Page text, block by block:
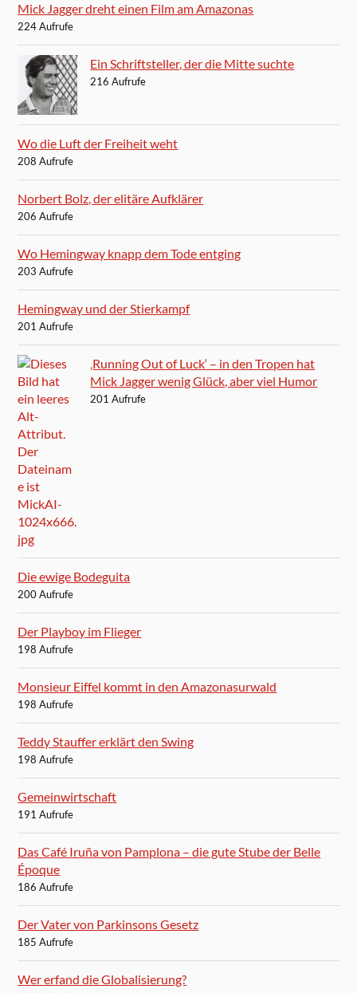
Mick Jagger dreht einen Film am Amazonas
224 Aufrufe
Ein Schriftsteller, der die Mitte suchte
216 Aufrufe
Wo die Luft der Freiheit weht
208 Aufrufe
Norbert Bolz, der elitäre Aufklärer
206 Aufrufe
Wo Hemingway knapp dem Tode entging
203 Aufrufe
Hemingway und der Stierkampf
201 Aufrufe
‚Running Out of Luck‘ – in den Tropen hat
Mick Jagger wenig Glück, aber viel Humor
201 Aufrufe
Die ewige Bodeguita
200 Aufrufe
Der Playboy im Flieger
198 Aufrufe
Monsieur Eiffel kommt in den Amazonasurwald
198 Aufrufe
Teddy Stauffer erklärt den Swing
198 Aufrufe
Gemeinwirtschaft
191 Aufrufe
Das Café Iruña von Pamplona – die gute Stube der Belle
Époque
186 Aufrufe
Der Vater von Parkinsons Gesetz
185 Aufrufe
Wer erfand die Globalisierung?